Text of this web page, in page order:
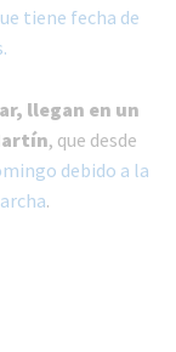
tiene fecha de
llegan en un
, que desde
debido a la
.